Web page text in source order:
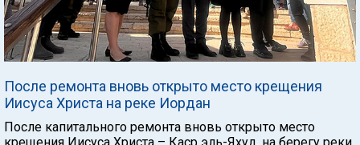
После ремонта вновь открыто место крещения
Иисуса Христа на реке Иордан
После капитального ремонта вновь открыто место
крещения Иисуса Христа – Каср эль-Яхуд, на берегу реки